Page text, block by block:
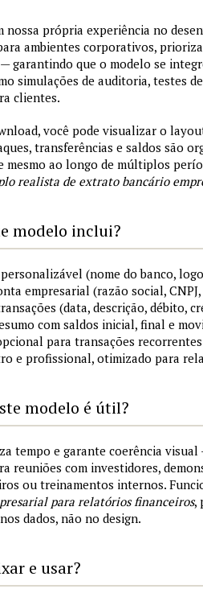
nossa própria experiência no
ambientes corporativos,
garantindo que o modelo se
simulações de auditoria, testes
clientes.
você pode visualizar o
transferências e saldos são
mesmo ao longo de múltiplos
realista de extrato bancário
modelo inclui?
personalizável (nome do banco,
empresarial (razão social,
(data, descrição, débito,
com saldos inicial, final e
para transações
e profissional, otimizado para
modelo é útil?
tempo e garante coerência
reuniões com investidores,
ou treinamentos internos.
para relatórios financeiros,
dados, não no design.
e usar?